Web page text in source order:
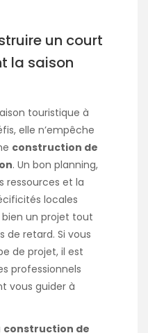
un court
la saison
touristique à
elle n’empêche
construction de
. Un bon planning,
ressources et la
locales
un projet tout
de retard. Si vous
de projet, il est
professionnels
vous guider à
construction de